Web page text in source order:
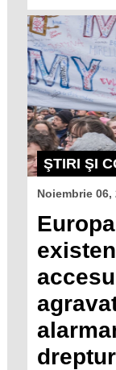
ŞTIRI ŞI
Noiembrie 06,